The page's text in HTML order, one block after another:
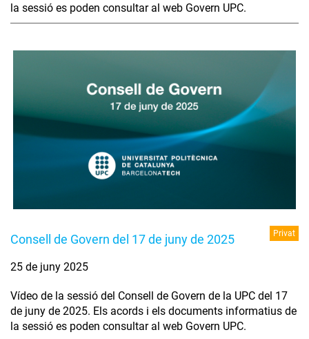
la sessió es poden consultar al web Govern UPC.
Consell de Govern del 17 de juny de 2025 Privat
25 de juny 2025
Vídeo de la sessió del Consell de Govern de la UPC del 17
de juny de 2025. Els acords i els documents informatius de
la sessió es poden consultar al web Govern UPC.